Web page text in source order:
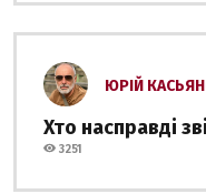
ЮРІЙ
Хто насправді
3251